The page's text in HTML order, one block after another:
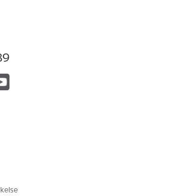
bruk av Salesforce Scheduler som
har gjort det, utfører du Salesforce
planlegging.